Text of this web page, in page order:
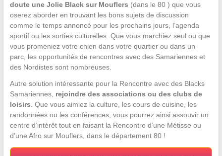
doute une Jolie Black sur Mouflers (dans le 80 ) que vous
oserez aborder en trouvant les bons sujets de discussion
comme le temps annoncé pour les prochains jours, l’agenda
sportif ou les sorties culturelles. Que vous marchiez seul ou que
vous promeniez votre chien dans votre quartier ou dans un
parc, les opportunités de rencontres avec des Samariennes et
des Nordistes sont nombreuses.
Autre solution intéressante pour la Rencontre avec des Blacks
Samariennes, rejoindre des associations ou des clubs de
loisirs . Que vous aimiez la culture, les cours de cuisine, les
randonnées ou les conférences, vous pourrez ainsi assouvir un
centre d’intérêt tout en faisant la Rencontre d’une Métisse ou
d’une Afro sur Mouflers, dans le département 80 !